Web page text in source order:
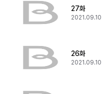
27화
2021.09.10
26화
2021.09.10